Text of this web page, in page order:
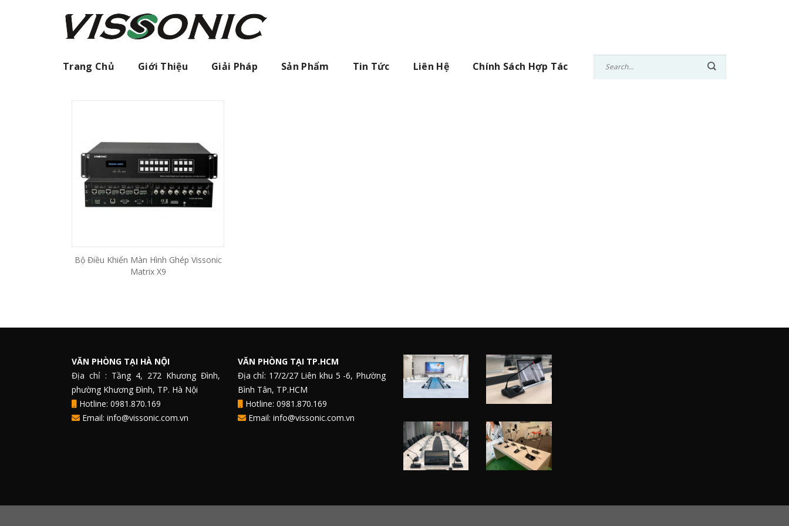
Trang Chủ Giới Thiệu Giải Pháp Sản Phẩm Tin Tức Liên Hệ Chính Sách Hợp Tác
Bộ Điều Khiển Màn Hình Ghép Vissonic
Matrix X9
VĂN PHÒNG TẠI HÀ NỘI
Địa chỉ : Tầng 4, 272 Khương Đình,
phường Khương Đình, TP. Hà Nội
Hotline: 0981.870.169
Email: info@vissonic.com.vn
VĂN PHÒNG TẠI TP.HCM
Địa chỉ: 17/2/27 Liên khu 5 -6, Phường
Bình Tân, TP.HCM
Hotline: 0981.870.169
Email: info@vissonic.com.vn